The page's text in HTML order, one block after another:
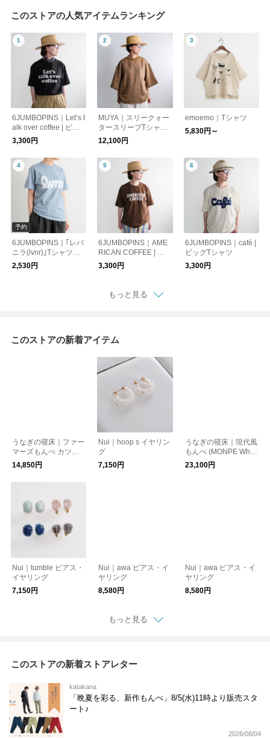
このストアの人気アイテムランキング
6JUMBOPINS｜Let’s t
alk over coffee | ビッ
グTシャツ
3,300円
MUYA｜スリークォー
タースリーブTシャツ/
No.2571
12,100円
emoemo｜Tシャツ
5,830円～
予約
6JUMBOPINS｜｢レバ
ニラ(lvnr)｣Tシャツ
【キナリノ別注】
2,530円
6JUMBOPINS｜AME
RICAN COFFEE | ビ
ッグTシャツ
3,300円
6JUMBOPINS｜café |
ビッグTシャツ
3,300円
もっと見る
このストアの新着アイテム
うなぎの寝床｜ファー
マーズもんぺ カツオ
縞【期間限定･送料無
料】
14,850円
Nui｜hoop s イヤリン
グ
7,150円
うなぎの寝床｜現代風
もんぺ (MONPE WhO
/ あべこべ三角)【期間
限定･送料無料】
23,100円
Nui｜tumble ピアス・
イヤリング
7,150円
Nui｜awa ピアス・イ
ヤリング
8,580円
Nui｜awa ピアス・イ
ヤリング
8,580円
もっと見る
このストアの新着ストアレター
katakana
「晩夏を彩る、新作もんぺ」8/5(水)11時より販売スタ
ート♪
2026/08/04